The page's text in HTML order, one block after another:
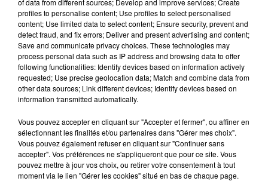
À LA UNE
31 juillet 2026
Gagnez vos entrées à Terra Botanica !
profiles to personalise content; Use profiles to select personalised
content; Use limited data to select content; Ensure security, prevent and
detect fraud, and fix errors; Deliver and present advertising and content;
Save and communicate privacy choices. These technologies may
process personal data such as IP address and browsing data to offer
following functionalities: Identify devices based on information actively
requested; Use precise geolocation data; Match and combine data from
other data sources; Link different devices; Identify devices based on
information transmitted automatically.
Vous pouvez accepter en cliquant sur "Accepter et fermer", ou affiner en
sélectionnant les finalités et/ou partenaires dans "Gérer mes choix".
Vous pouvez également refuser en cliquant sur "Continuer sans
accepter". Vos préférences ne s'appliqueront que pour ce site. Vous
pouvez mettre à jour vos choix, ou retirer votre consentement à tout
moment via le lien "Gérer les cookies" situé en bas de chaque page.